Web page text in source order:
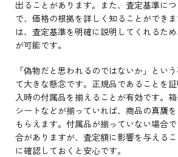
出ることがあります。また、査定基準に
で、価格の根拠を詳しく知ることができ
は、査定基準を明確に説明してくれるた
が可能です。
「偽物だと思われるのではないか」とい
て大きな懸念です。正規品であることを
入時の付属品を揃えることが有効です。
シートなどが揃っていれば、商品の真贋
もらえます。付属品が揃っていない場合
合がありますが、査定額に影響を与える
に確認しておくと安心です。